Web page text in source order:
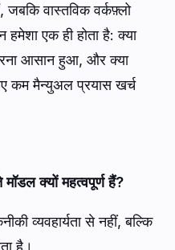
वास्तविक वर्कफ़्लो
एक ही होता है: क्या
आसान हुआ, और क्या
कम मैन्युअल प्रयास खर्च
क्यों महत्वपूर्ण हैं?
व्यवहार्यता से नहीं, बल्कि
है।